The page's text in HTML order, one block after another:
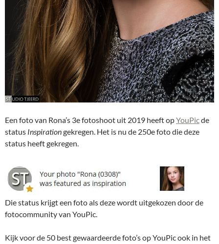
Een foto van Rona’s 3e fotoshoot uit 2019 heeft opYouPicde
status Inspirationgekregen. Het is nu de 250e foto die deze
status heeft gekregen.
Die status krijgt een foto als deze wordt uitgekozen door de
fotocommunity van YouPic.
Kijk voor de 50 best gewaardeerde foto’s op YouPic ook in het